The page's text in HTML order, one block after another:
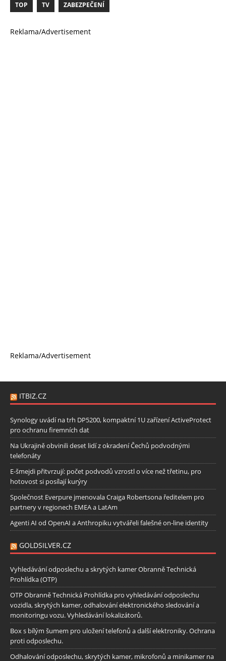
TOP TV ZABEZPEČENÍ
Reklama/Advertisement
Reklama/Advertisement
ITBIZ.CZ
Synology uvádí na trh DP5200, kompaktní 1U zařízení ActiveProtect
pro ochranu firemních dat
Na Ukrajině obvinili deset lidí z okradení Čechů podvodnými
telefonáty
E-šmejdi přitvrzují: počet podvodů vzrostl o více než třetinu, pro
hotovost si posílají kurýry
Společnost Everpure jmenovala Craiga Robertsona ředitelem pro
partnery v regionech EMEA a LatAm
Agenti AI od OpenAI a Anthropiku vytvářeli falešné on-line identity
GOLDSILVER.CZ
Vyhledávání odposlechu a skrytých kamer Obranně Technická
Prohlídka (OTP)
OTP Obranně Technická Prohlídka pro vyhledávání odposlechu
vozidla, skrytých kamer, odhalování elektronického sledování a
monitoringu vozu. Vyhledávání lokalizátorů.
Box s bílým šumem pro uložení telefonů a další elektroniky. Ochrana
proti odposlechu.
Odhalování odposlechu, skrytých kamer, mikrofonů a minikamer na